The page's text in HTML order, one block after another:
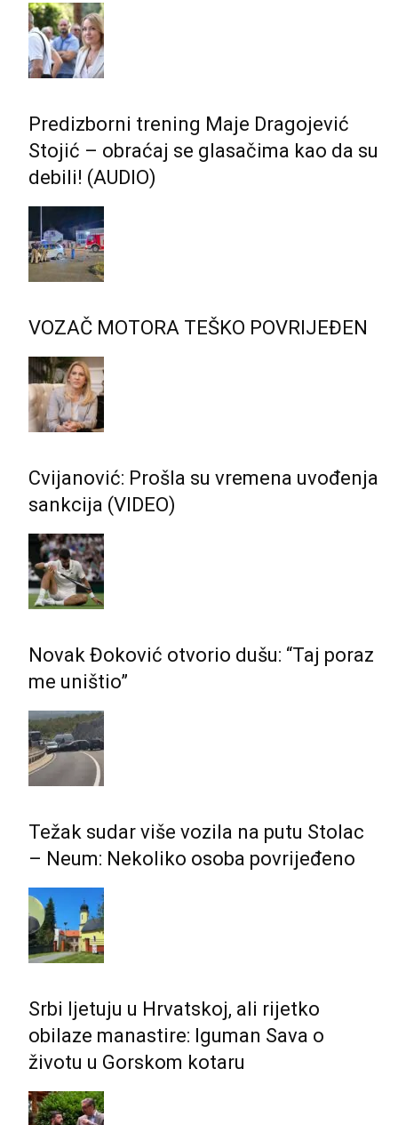
Predizborni trening Maje Dragojević
Stojić – obraćaj se glasačima kao da su
debili! (AUDIO)
VOZAČ MOTORA TEŠKO POVRIJEĐEN
Cvijanović: Prošla su vremena uvođenja
sankcija (VIDEO)
Novak Đoković otvorio dušu: “Taj poraz
me uništio”
Težak sudar više vozila na putu Stolac
– Neum: Nekoliko osoba povrijeđeno
Srbi ljetuju u Hrvatskoj, ali rijetko
obilaze manastire: Iguman Sava o
životu u Gorskom kotaru